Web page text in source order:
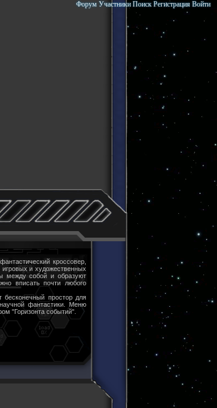
Форум Участники Поиск Регистрация Войти
кроссовер,
и художественных
между собой и образуют
вписать почти любого
бесконечный простор для
фантастики. Меню
"Горизонта событий".